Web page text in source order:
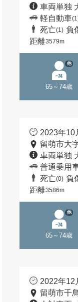
車両単独
軽自動車
死亡(1) 負
距離3579m
65～74歳
他
2023年10
留萌市大
車両単独
普通乗用
死亡(0) 負
距離3586m
65～74歳
他
2022年12
留萌市千